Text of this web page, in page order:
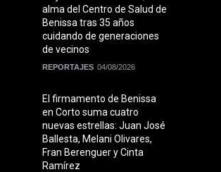
alma del Centro de Salud de
Benissa tras 35 años
cuidando de generaciones
de vecinos
REPORTAJES 04/08/2026
El firmamento de Benissa
en Corto suma cuatro
nuevas estrellas: Juan José
Ballesta, Melani Olivares,
Fran Berenguer y Cinta
Ramírez